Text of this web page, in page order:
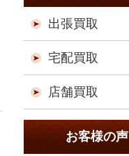
出張買取
宅配買取
店舗買取
お客様の声